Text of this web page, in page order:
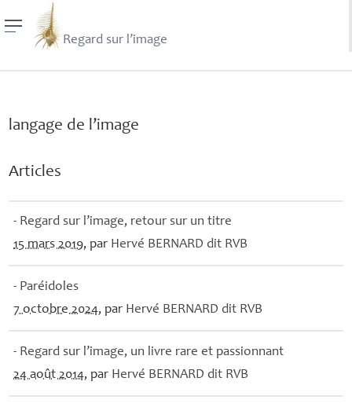
Regard sur l’image
langage de l’image
Articles
- Regard sur l’image, retour sur un titre
15 mars 2019, par Hervé BERNARD dit RVB
- Paréidoles
7 octobre 2024, par Hervé BERNARD dit RVB
- Regard sur l’image, un livre rare et passionnant
24 août 2014, par Hervé BERNARD dit RVB